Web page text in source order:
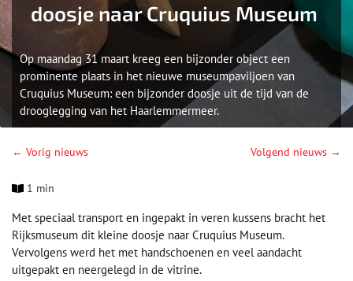
doosje naar Cruquius Museum
Op maandag 31 maart kreeg een bijzonder object een
prominente plaats in het nieuwe museumpaviljoen van
Cruquius Museum: een bijzonder doosje uit de tijd van de
drooglegging van het Haarlemmermeer.
← Vorig nieuws Volgend nieuws →
1 min
Met speciaal transport en ingepakt in veren kussens bracht het
Rijksmuseum dit kleine doosje naar Cruquius Museum.
Vervolgens werd het met handschoenen en veel aandacht
uitgepakt en neergelegd in de vitrine.